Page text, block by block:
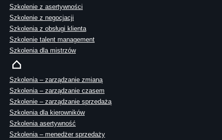
Szkolenie z asertywności
Szkolenie z negocjacji
Szkolenia z obsługi klienta
Szkolenie talent management
Szkolenia dla mistrzów
Szkolenia – zarządzanie zmianą
Szkolenia – zarządzanie czasem
Szkolenie – zarządzanie sprzedażą
Szkolenia dla kierowników
Szkolenia asertywność
Szkolenia – menedżer sprzedaży